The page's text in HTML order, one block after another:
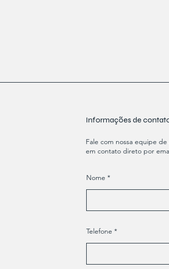
Informações de
Fale com nossa equipe
em contato direto por
Nome
Telefone